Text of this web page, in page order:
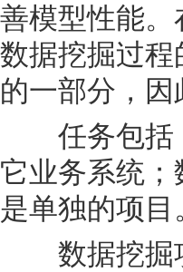
善模型性能
数据挖掘过
的一部分，
任务包括：
它业务系统
是单独的项目
数据挖掘项